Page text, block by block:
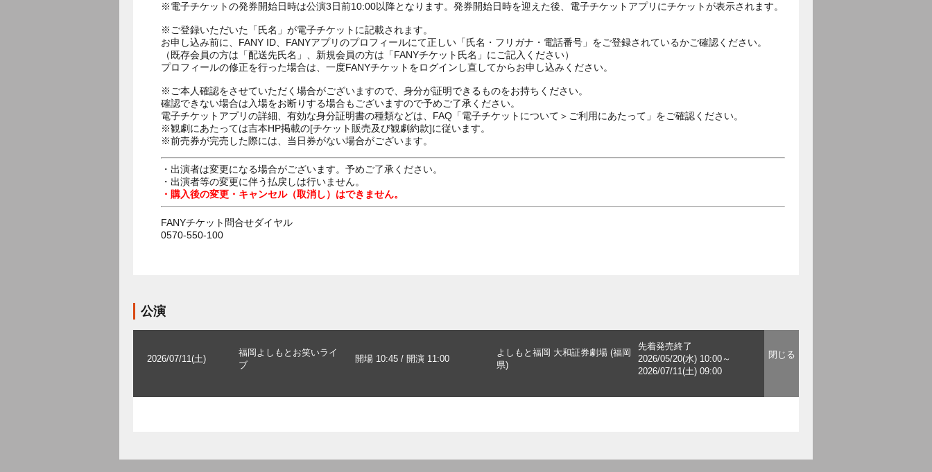
※電子チケットの発券開始日時は公演3日前10:00以降となります。発券開始日時を迎えた後、電子チケットアプリにチケットが表示されます。
※ご登録いただいた「氏名」が電子チケットに記載されます。
お申し込み前に、FANY ID、FANYアプリのプロフィールにて正しい「氏名・フリガナ・電話番号」をご登録されているかご確認ください。
（既存会員の方は「配送先氏名」、新規会員の方は「FANYチケット氏名」にご記入ください）
プロフィールの修正を行った場合は、一度FANYチケットをログインし直してからお申し込みください。
※ご本人確認をさせていただく場合がございますので、身分が証明できるものをお持ちください。
確認できない場合は入場をお断りする場合もございますので予めご了承ください。
電子チケットアプリの詳細、有効な身分証明書の種類などは、FAQ「電子チケットについて＞ご利用にあたって」をご確認ください。
※観劇にあたっては吉本HP掲載の[チケット販売及び観劇約款]に従います。
※前売券が完売した際には、当日券がない場合がございます。
・出演者は変更になる場合がございます。予めご了承ください。
・出演者等の変更に伴う払戻しは行いません。
・購入後の変更・キャンセル（取消し）はできません。
FANYチケット問合せダイヤル
0570-550-100
公演
2026/07/11(土)
福岡よしもとお笑いライ
ブ
開場 10:45 / 開演 11:00
よしもと福岡 大和証券劇場 (福岡
県)
先着発売終了
2026/05/20(水) 10:00～
2026/07/11(土) 09:00